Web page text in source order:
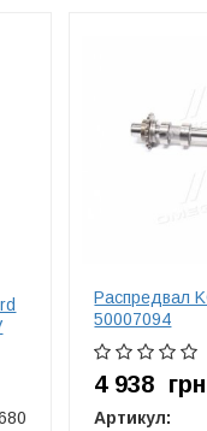
Распредвал
50007094
4 938 грн
Артикул: